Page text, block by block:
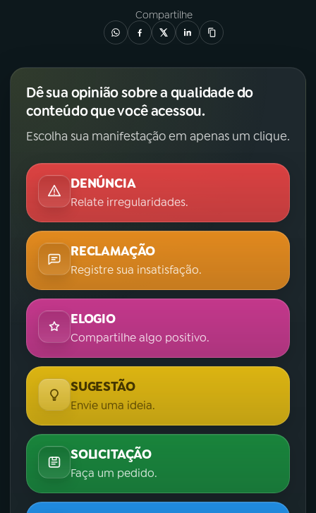
Compartilhe
Dê sua opinião sobre a qualidade do
conteúdo que você acessou.
Escolha sua manifestação em apenas um clique.
DENÚNCIA
Relate irregularidades.
RECLAMAÇÃO
Registre sua insatisfação.
ELOGIO
Compartilhe algo positivo.
SUGESTÃO
Envie uma ideia.
SOLICITAÇÃO
Faça um pedido.